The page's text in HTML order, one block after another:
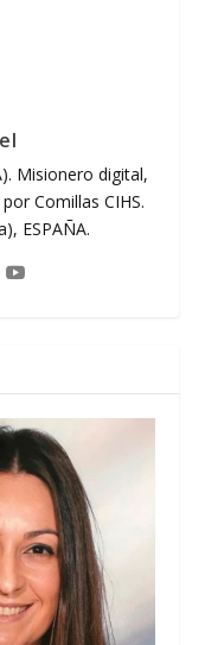
Misionero digital,
Comillas CIHS.
ESPAÑA.